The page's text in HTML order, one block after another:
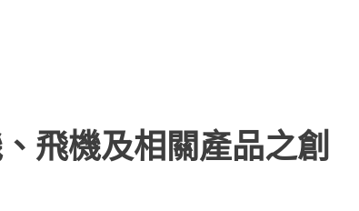
飛機及相關產品之創